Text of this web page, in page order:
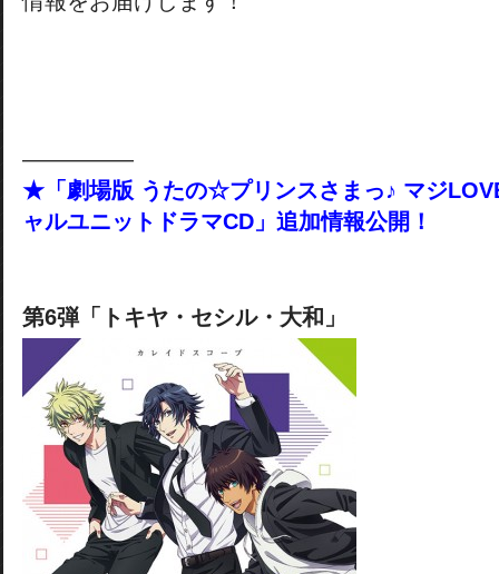
―――――
★「劇場版 うたの☆プリンスさまっ♪ マジ
ャルユニットドラマCD」追加情報公開！
第6弾「トキヤ・セシル・大和」